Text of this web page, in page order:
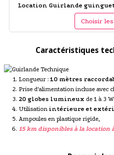
Location Guirlande
Choisir
Caractéristiques
Longueur : 10 mètres
Prise d'alimentation incluse avec
20 globes lumineux de 1 à 3
Utilisation intérieure et
Ampoules en plastique rigide,
15 km disponibles à la location